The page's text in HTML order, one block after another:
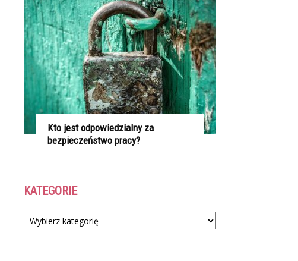
Kto jest odpowiedzialny za
bezpieczeństwo pracy?
KATEGORIE
Kategorie